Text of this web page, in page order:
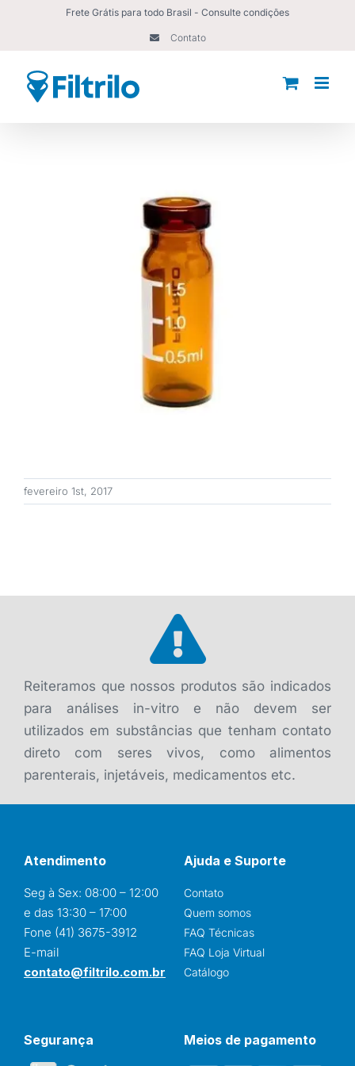
conteúdo
Frete Grátis para todo Brasil - Consulte condições
Contato
fevereiro 1st, 2017
Reiteramos que nossos produtos são indicados
para análises in-vitro e não devem ser
utilizados em substâncias que tenham contato
direto com seres vivos, como alimentos
parenterais, injetáveis, medicamentos etc.
Atendimento
Seg à Sex: 08:00 – 12:00
e das 13:30 – 17:00
Fone (41) 3675-3912
E-mail
contato@filtrilo.com.br
Ajuda e Suporte
Contato
Quem somos
FAQ Técnicas
FAQ Loja Virtual
Catálogo
Segurança Meios de pagamento